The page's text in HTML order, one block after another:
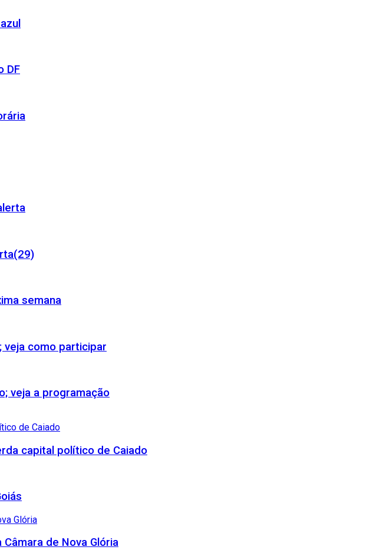
DF
semana
veja como participar
veja a programação
capital político de Caiado
de Nova Glória